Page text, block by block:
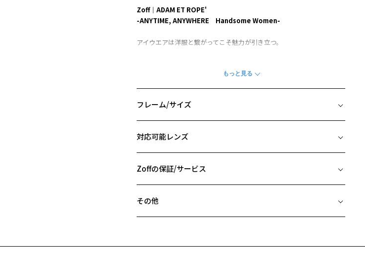
Zoff｜ADAM ET ROPE'
-ANYTIME, ANYWHERE Handsome Women-
アイウエアは洋服と繋がってこそ魅力が引き立つ。
イテムに見立て、アイウエアを通してそれぞれのスタイリングを表現。
幅広いコーディネートにフィットする、抜け感ウェリントン。
Styling Point
Tシャツをラグジュアリーかつモードに見せることをテーマにデザインし
フレームとレンズのカラーバランスを楽しめる一本。
クリアフレームとレンズカラーのコントラストが強い分、メイクは控え
Tシャツスタイルを、さりげなくラグジュアリーに引き上げてくれる。
となります。炎天下の車内や砂浜等に放置しない様ご注意ください。
フレーム/サイズ
B ブリッジ(鼻部分)の横幅：25mm
対応可能レンズ
フレームとレンズの合計料金を知りたい方へ
Zoffの保証/サービス
その他